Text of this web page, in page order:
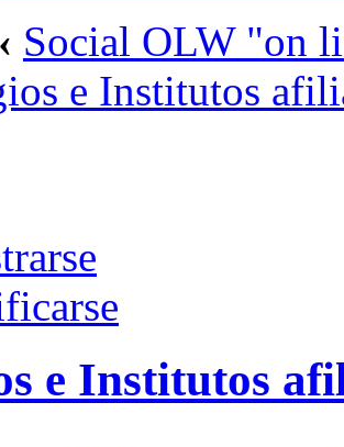
‹ Social OLW "on
e Institutos
e Institutos